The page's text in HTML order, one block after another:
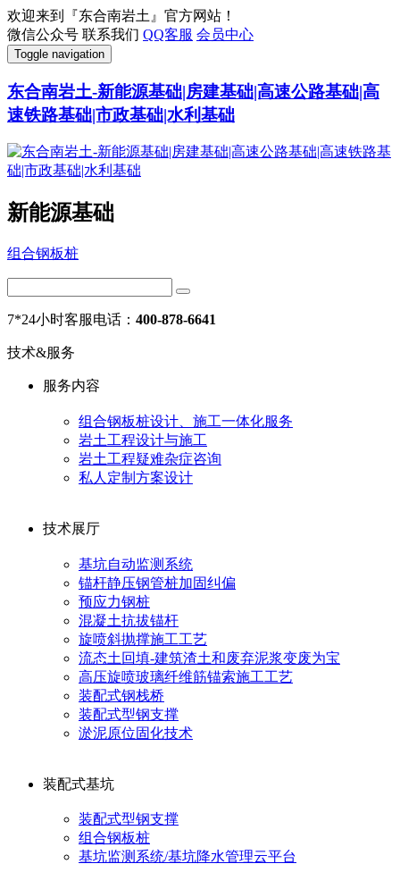
欢迎来到『东合南岩土』官方网站！
微信公众号 联系我们 QQ客服 会员中心
Toggle navigation
东合南岩土-新能源基础|房建基础|高速公路基础|高
速铁路基础|市政基础|水利基础
新能源基础
组合钢板桩
7*24小时客服电话： 400-878-6641
技术&服务
服务内容
组合钢板桩设计、施工一体化服务
岩土工程设计与施工
岩土工程疑难杂症咨询
私人定制方案设计
技术展厅
基坑自动监测系统
锚杆静压钢管桩加固纠偏
预应力钢桩
混凝土抗拔锚杆
旋喷斜抛撑施工工艺
流态土回填-建筑渣土和废弃泥浆变废为宝
高压旋喷玻璃纤维筋锚索施工工艺
装配式钢栈桥
装配式型钢支撑
淤泥原位固化技术
装配式基坑
装配式型钢支撑
组合钢板桩
基坑监测系统/基坑降水管理云平台